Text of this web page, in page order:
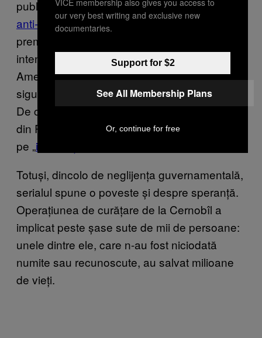
publicat un articol cu titlul „Un nor otrăvitor de
anti-sovietism”. Articolul critica o campanie
premeditată și bine orchestrată care
intenționa „să acopere faptele criminale ale
Americii și ale NATO împotriva păcii și a
siguranței”. Nu s-au schimbat multe de atunci.
De curând,RT, televiziunea de propagandă
din Rusia, a anunțat că serialul HBO e bazat
pe „informații complet false
Totuși, dincolo de neglijența guvernamentală,
serialul spune o poveste și despre speranță.
Operațiunea de curățare de la Cernobîl a
implicat peste șase sute de mii de persoane:
unele dintre ele, care n-au fost niciodată
numite sau recunoscute, au salvat milioane
de vieți.
our very best writing and exclusive new
documentaries.
Support for $2
See All Membership Plans
Or, continue for free